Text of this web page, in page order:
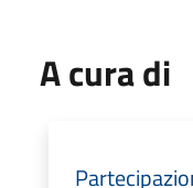
A cura di